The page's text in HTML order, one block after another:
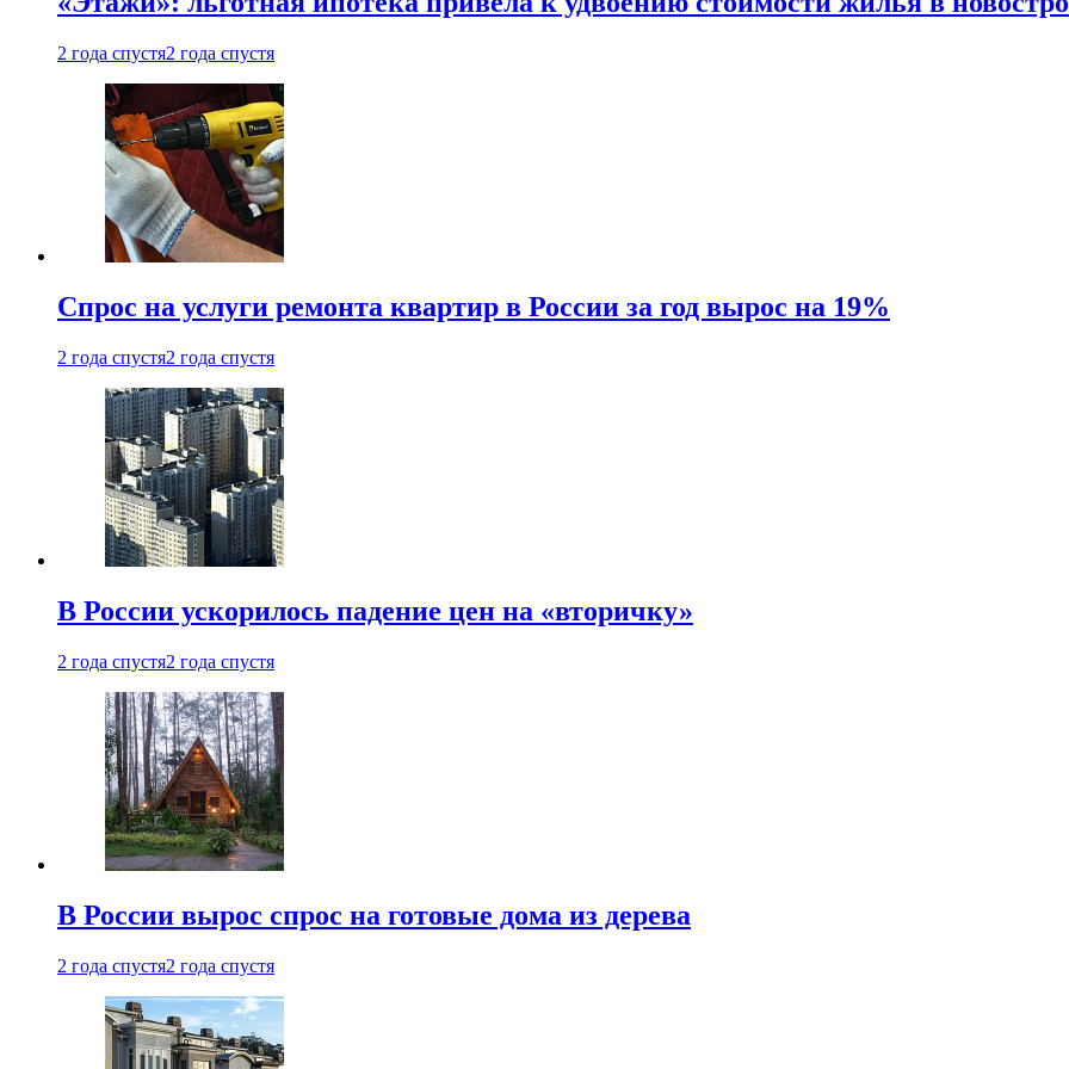
2 года спустя2 года спустя
Спрос на услуги ремонта квартир в России за год вырос на 19%
2 года спустя2 года спустя
В России ускорилось падение цен на «вторичку»
2 года спустя2 года спустя
В России вырос спрос на готовые дома из дерева
2 года спустя2 года спустя